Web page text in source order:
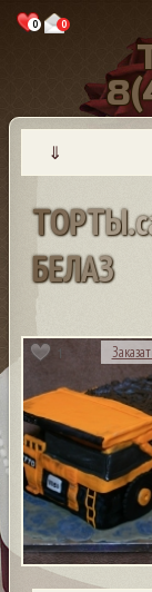
0 0
8(
⇓
ТОРТЫ.с
БЕЛАЗ